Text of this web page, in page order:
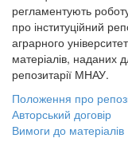
регламентують
про інституційний
аграрного
матеріалів, наданих
репозитарії МНАУ.
Положення про
Авторський договір
Вимоги до матеріалів